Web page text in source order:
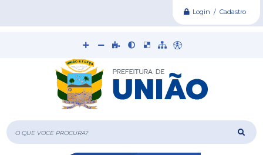
Login / Cadastro
O que voce procura?